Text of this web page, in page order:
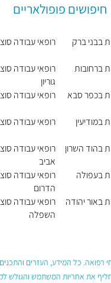
חיפושים פופולאריים
בבני ברק
ברחובות
בכפר סבא
במודיעין
בהוד השרון
בעפולה
באור יהודה
רופאי עבודה
רופאי עבודה
גוריון
רופאי עבודה
רופאי עבודה
רופאי עבודה
אביב
רופאי עבודה
הדרום
רופאי עבודה
השפלה
רפואה. כל המידע, העזרים
את אחריות המשתמש והגולש